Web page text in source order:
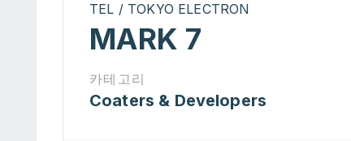
TEL / TOKYO ELECTRON
MARK 7
카테고리
Coaters & Developers